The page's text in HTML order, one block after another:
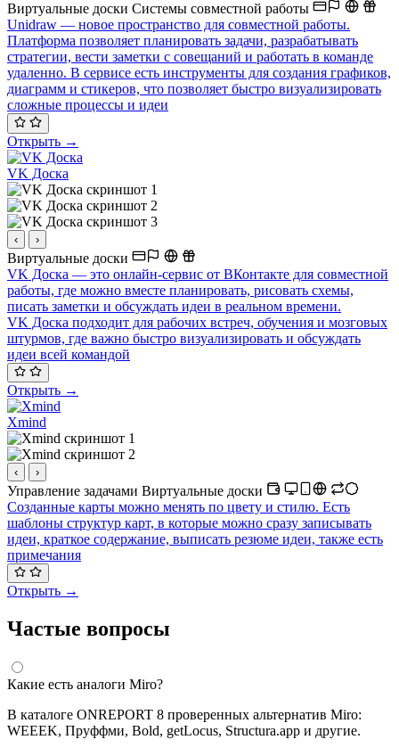
Виртуальные доски Системы совместной работы
Unidraw — новое пространство для совместной работы.
Платформа позволяет планировать задачи, разрабатывать
стратегии, вести заметки с совещаний и работать в команде
удаленно. В сервисе есть инструменты для создания графиков,
диаграмм и стикеров, что позволяет быстро визуализировать
сложные процессы и идеи
Открыть →
VK Доска
‹ ›
Виртуальные доски
VK Доска — это онлайн-сервис от ВКонтакте для совместной
работы, где можно вместе планировать, рисовать схемы,
писать заметки и обсуждать идеи в реальном времени.
VK Доска подходит для рабочих встреч, обучения и мозговых
штурмов, где важно быстро визуализировать и обсуждать
идеи всей командой
Открыть →
Xmind
‹ ›
Управление задачами Виртуальные доски
Созданные карты можно менять по цвету и стилю. Есть
шаблоны структур карт, в которые можно сразу записывать
идеи, краткое содержание, выписать резюме идеи, также есть
примечания
Открыть →
Частые вопросы
Какие есть аналоги Miro?
В каталоге ONREPORT 8 проверенных альтернатив Miro:
WEEEK, Пруффми, Bold, getLocus, Structura.app и другие.